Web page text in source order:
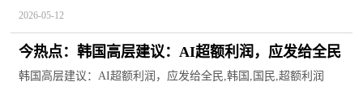
2026-05-12
今热点：韩国高层建议：AI超额利润，应发给全民
韩国高层建议：AI超额利润，应发给全民,韩国,国民,超额利润